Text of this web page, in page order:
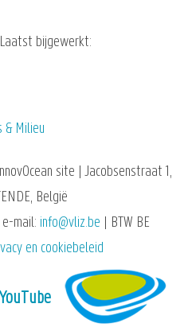
Laatst bijgewerkt:
& Milieu
site | Jacobsenstraat 1,
België
| e-mail: info@vliz.be | BTW BE
en cookiebeleid
YouTube